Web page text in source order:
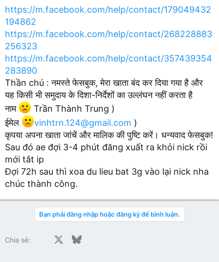
https://m.facebook.com/help/contact/179049432
194862
https://m.facebook.com/help/contact/268228883
256323
https://m.facebook.com/help/contact/357439354
283890
Thần chú : नमस्ते फेसबुक, मेरा खाता बंद कर दिया गया है और
यह किसी भी समुदाय के दिशा-निर्देशों का उल्लंघन नहीं करता है
नाम
Trần Thành Trung )
ईमेल
vinhtrn.124@gmail.com )
कृपया अपना खाता जांचें और मालिक की पुष्टि करें। धन्यवाद फेसबुक!
Sau đó ae đợi 3-4 phút đăng xuất ra khỏi nick rồi
mới tắt ip
Đợi 72h sau thì xoa du lieu bat 3g vào lại nick nha
chúc thành công.
Bạn phải đăng nhập hoặc đăng ký để bình luận.
Chia sẻ: Facebook Bluesky